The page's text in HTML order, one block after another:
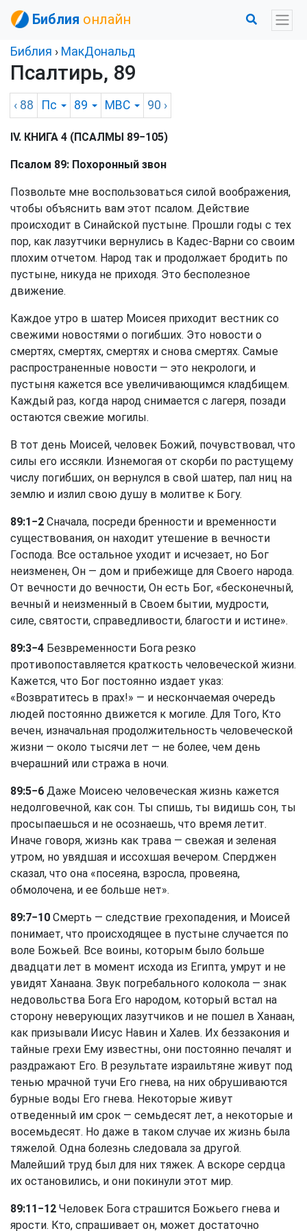
Библия онлайн
Библия › МакДональд
Псалтирь, 89
‹ 88 Пс 89 MBC 90 ›
IV. КНИГА 4 (ПСАЛМЫ 89−105)
Псалом 89: Похоронный звон
Позвольте мне воспользоваться силой воображения,
чтобы объяснить вам этот псалом. Действие
происходит в Синайской пустыне. Прошли годы с тех
пор, как лазутчики вернулись в Кадес-Варни со своим
плохим отчетом. Народ так и продолжает бродить по
пустыне, никуда не приходя. Это бесполезное
движение.
Каждое утро в шатер Моисея приходит вестник со
свежими новостями о погибших. Это новости о
смертях, смертях, смертях и снова смертях. Самые
распространенные новости — это некрологи, и
пустыня кажется все увеличивающимся кладбищем.
Каждый раз, когда народ снимается с лагеря, позади
остаются свежие могилы.
В тот день Моисей, человек Божий, почувствовал, что
силы его иссякли. Изнемогая от скорби по растущему
числу погибших, он вернулся в свой шатер, пал ниц на
землю и излил свою душу в молитве к Богу.
89:1−2 Сначала, посреди бренности и временности
существования, он находит утешение в вечности
Господа. Все остальное уходит и исчезает, но Бог
неизменен, Он — дом и прибежище для Своего народа.
От вечности до вечности, Он есть Бог, «бесконечный,
вечный и неизменный в Своем бытии, мудрости,
силе, святости, справедливости, благости и истине».
89:3−4 Безвременности Бога резко
противопоставляется краткость человеческой жизни.
Кажется, что Бог постоянно издает указ:
«Возвратитесь в прах!» — и нескончаемая очередь
людей постоянно движется к могиле. Для Того, Кто
вечен, изначальная продолжительность человеческой
жизни — около тысячи лет — не более, чем день
вчерашний или стража в ночи.
89:5−6 Даже Моисею человеческая жизнь кажется
недолговечной, как сон. Ты спишь, ты видишь сон, ты
просыпаешься и не осознаешь, что время летит.
Иначе говоря, жизнь как трава — свежая и зеленая
утром, но увядшая и иссохшая вечером. Сперджен
сказал, что она «посеяна, взросла, провеяна,
обмолочена, и ее больше нет».
89:7−10 Смерть — следствие грехопадения, и Моисей
понимает, что происходящее в пустыне случается по
воле Божьей. Все воины, которым было больше
двадцати лет в момент исхода из Египта, умрут и не
увидят Ханаана. Звук погребального колокола — знак
недовольства Бога Его народом, который встал на
сторону неверующих лазутчиков и не пошел в Ханаан,
как призывали Иисус Навин и Халев. Их беззакония и
тайные грехи Ему известны, они постоянно печалят и
раздражают Его. В результате израильтяне живут под
тенью мрачной тучи Его гнева, на них обрушиваются
бурные воды Его гнева. Некоторые живут
отведенный им срок — семьдесят лет, а некоторые и
восемьдесят. Но даже в таком случае их жизнь была
тяжелой. Одна болезнь следовала за другой.
Малейший труд был для них тяжек. А вскоре сердца
их остановились, и они покинули этот мир.
89:11−12 Человек Бога страшится Божьего гнева и
ярости. Кто, спрашивает он, может достаточно